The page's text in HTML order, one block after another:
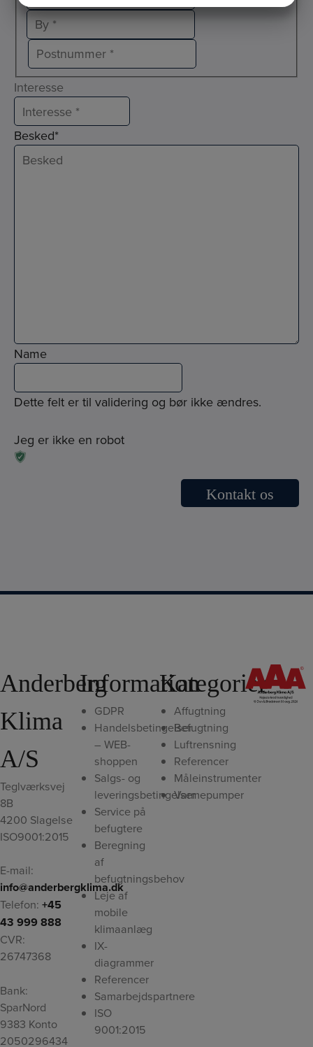
By
Postnr.
Interesse
Besked*
Name
Dette felt er til validering og bør ikke ændres.
Jeg er ikke en robot
Anderberg
Klima
A/S
Teglværksvej
8B
4200 Slagelse
ISO9001:2015
E-mail:
info@anderbergklima.dk
Telefon: +45
43 999 888
CVR:
26747368
Bank:
SparNord
9383 Konto
2050296434
Information
GDPR
Handelsbetingelser
– WEB-
shoppen
Salgs- og
leveringsbetingelser
Service på
befugtere
Beregning
af
befugtningsbehov
Leje af
mobile
klimaanlæg
IX-
diagrammer
Referencer
Samarbejdspartnere
ISO
9001:2015
Kategorier
Affugtning
Befugtning
Luftrensning
Referencer
Måleinstrumenter
Varmepumper